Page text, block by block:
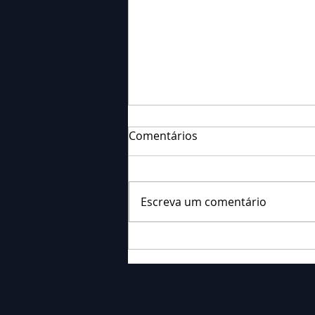
Falecimento: Sra. Alice
Barauce Schon
Comentários
Escreva um comentário